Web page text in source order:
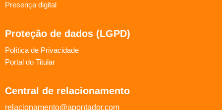
Presença digital
Proteção de dados (LGPD)
Política de Privacidade
Portal do Titular
Central de relacionamento
relacionamento@apontador.com